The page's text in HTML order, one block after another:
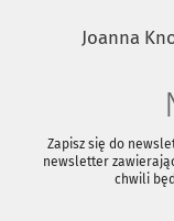
Joanna
Zapisz się do
newsletter
chwili